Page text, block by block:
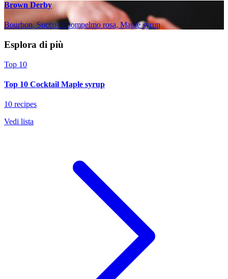
Brown Derby
Bourbon, Succo di pompelmo rosa, Maple syrup
Esplora di più
Top 10
Top 10 Cocktail Maple syrup
10 recipes
Vedi lista